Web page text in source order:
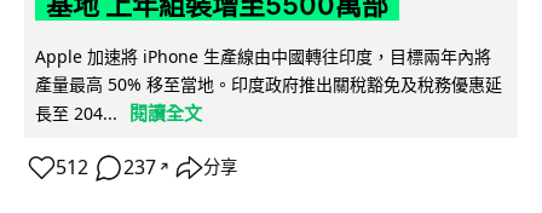
Apple 加速將 iPhone 生產線由中國轉往印度，目標兩年內將
產量最高 50% 移至當地。印度政府推出關稅豁免及稅務優惠延
長至 204...
閱讀全文
512 237 ↗ 分享